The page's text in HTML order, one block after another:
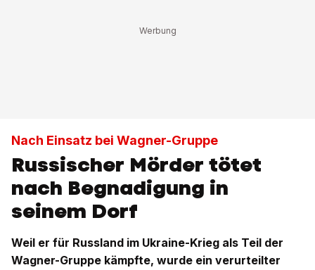
Nach Einsatz bei Wagner-Gruppe
Russischer Mörder tötet
nach Begnadigung in
seinem Dorf
Weil er für Russland im Ukraine-Krieg als Teil der
Wagner-Gruppe kämpfte, wurde ein verurteilter